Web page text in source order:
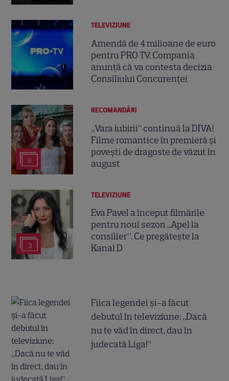
TELEVIZIUNE
Amendă de 4 milioane de euro
pentru PRO TV. Compania
anunță că va contesta decizia
Consiliului Concurenței
5
RECOMANDĂRI
„Vara iubirii” continuă la DIVA!
Filme romantice în premieră și
povești de dragoste de văzut în
august
3
TELEVIZIUNE
Eva Pavel a început filmările
pentru noul sezon „Apel la
consilier”. Ce pregătește la
Kanal D
Fiica legendei și-a făcut
debutul în televiziune: „Dacă
nu te văd în direct, dau în
judecată Liga!”